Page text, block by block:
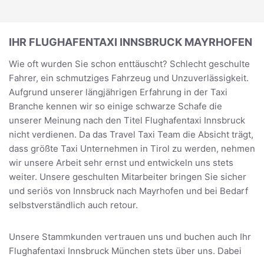
IHR FLUGHAFENTAXI INNSBRUCK MAYRHOFEN
Wie oft wurden Sie schon enttäuscht? Schlecht geschulte
Fahrer, ein schmutziges Fahrzeug und Unzuverlässigkeit.
Aufgrund unserer längjährigen Erfahrung in der Taxi
Branche kennen wir so einige schwarze Schafe die
unserer Meinung nach den Titel Flughafentaxi Innsbruck
nicht verdienen. Da das Travel Taxi Team die Absicht trägt,
dass größte Taxi Unternehmen in Tirol zu werden, nehmen
wir unsere Arbeit sehr ernst und entwickeln uns stets
weiter. Unsere geschulten Mitarbeiter bringen Sie sicher
und seriös von Innsbruck nach Mayrhofen und bei Bedarf
selbstverständlich auch retour.
Unsere Stammkunden vertrauen uns und buchen auch Ihr
Flughafentaxi Innsbruck München stets über uns. Dabei